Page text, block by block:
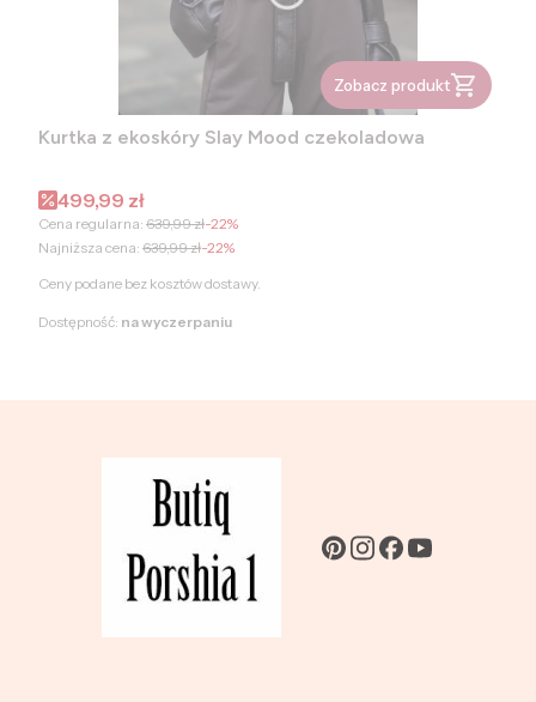
Zobacz produkt
Kurtka z ekoskóry Slay Mood czekoladowa
Cena promocyjna
499,99 zł
Cena regularna: 639,99 zł-22%
Najniższa cena: 639,99 zł-22%
Ceny podane bez kosztów dostawy.
Dostępność: na wyczerpaniu